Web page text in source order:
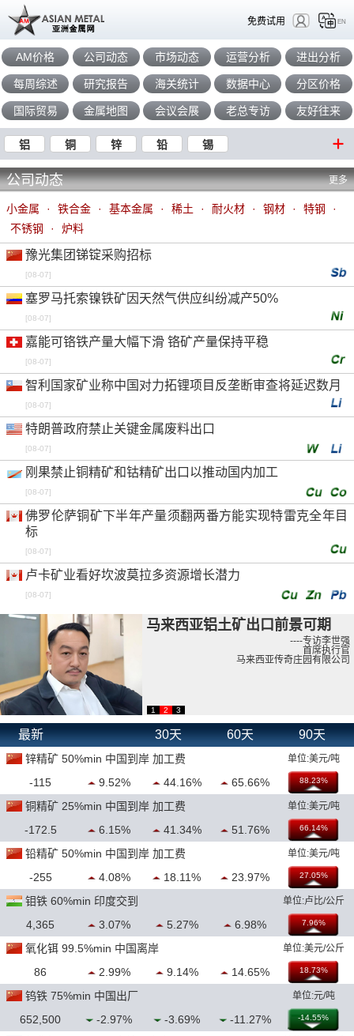
免费试用 EN
AM价格 公司动态 市场动态 运营分析 进出分析
每周综述 研究报告 海关统计 数据中心 分区价格
国际贸易 金属地图 会议会展 老总专访 友好往来
铝 铜 锌 铅 锡
公司动态 更多
小金属 · 铁合金 · 基本金属 · 稀土 · 耐火材 · 钢材 · 特钢
·
不锈钢
· 炉料
豫光集团锑锭采购招标
[08-07]
塞罗马托索镍铁矿因天然气供应纠纷减产50%
[08-07]
嘉能可铬铁产量大幅下滑 铬矿产量保持平稳
[08-07]
智利国家矿业称中国对力拓锂项目反垄断审查将延迟数月
[08-07]
特朗普政府禁止关键金属废料出口
[08-07]
刚果禁止铜精矿和钴精矿出口以推动国内加工
[08-07]
佛罗伦萨铜矿下半年产量须翻两番方能实现特雷克全年目
标
[08-07]
卢卡矿业看好坎波莫拉多资源增长潜力
[08-07]
马来西亚铝土矿出口前景可期
----专访李世强
首席执行官
马来西亚传奇庄园有限公司
1 2 3
最新 30天 60天 90天
锌精矿 50%min 中国到岸 加工费 单位:美元/吨
-115 9.52% 44.16% 65.66% 88.23%
铜精矿 25%min 中国到岸 加工费 单位:美元/吨
-172.5 6.15% 41.34% 51.76% 66.14%
铅精矿 50%min 中国到岸 加工费 单位:美元/吨
-255 4.08% 18.11% 23.97% 27.05%
钼铁 60%min 印度交到 单位:卢比/公斤
4,365 3.07% 5.27% 6.98% 7.96%
氧化铒 99.5%min 中国离岸 单位:美元/公斤
86 2.99% 9.14% 14.65% 18.73%
钨铁 75%min 中国出厂 单位:元/吨
652,500 -2.97% -3.69% -11.27% -14.55%